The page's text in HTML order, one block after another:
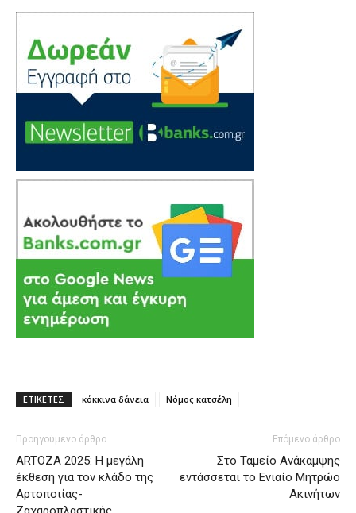
ΕΤΙΚΕΤΕΣ κόκκινα δάνεια Νόμος κατσέλη
Προηγούμενο άρθρο
ΑRTOZA 2025: Η μεγάλη
έκθεση για τον κλάδο της
Αρτοποιίας-
Επόμενο άρθρο
Στο Ταμείο Ανάκαμψης
εντάσσεται το Ενιαίο Μητρώο
Ακινήτων